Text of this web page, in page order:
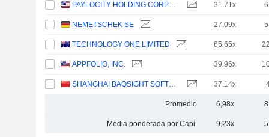
PAYLOCITY HOLDING CORPORATION 31.71x
NEMETSCHEK SE 27.09x
TECHNOLOGY ONE LIMITED 65.65x
APPFOLIO, INC. 39.96x
SHANGHAI BAOSIGHT SOFTWARE CO.,LTD. 37.14x
Promedio 6,98x
Media ponderada por Capi. 9,23x